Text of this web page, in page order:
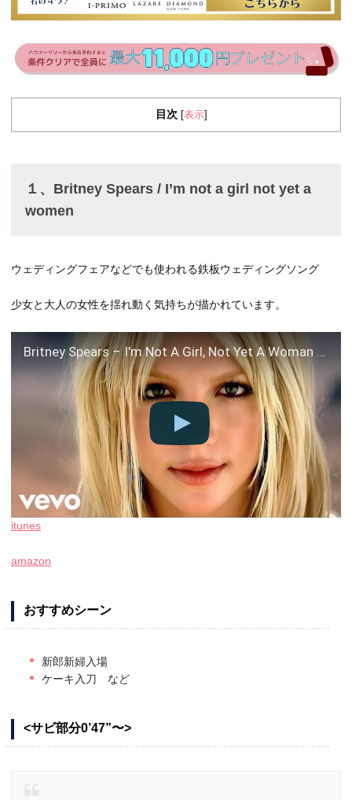
目次 表示
１、Britney Spears / I’m not a girl not yet a
women
ウェディングフェアなどでも使われる鉄板ウェディングソング
少女と大人の女性を揺れ動く気持ちが描かれています。
Britney Spears – I'm Not A Girl, Not Yet A Woman (Official HD Video)
itunes
amazon
おすすめシーン
新郎新婦入場
ケーキ入刀 など
<サビ部分0’47”〜>